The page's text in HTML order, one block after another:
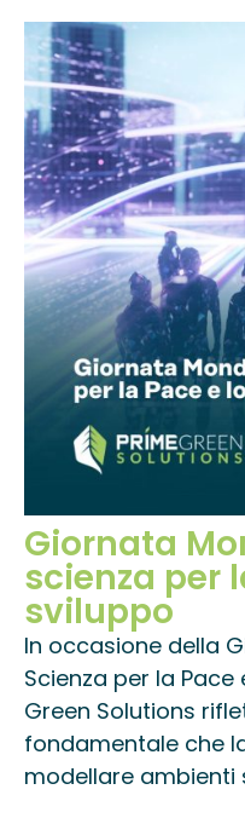
Giornata
scienza per
sviluppo
In occasione della
Scienza per la Pace
Green Solutions
fondamentale che
modellare ambienti